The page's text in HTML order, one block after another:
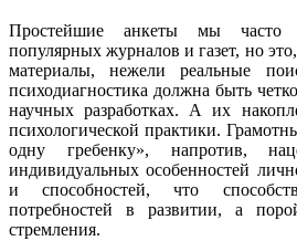
Простейшие анкеты мы часто
популярных журналов и газет, но
материалы, нежели реальные
психодиагностика должна быть
научных разработках. А их
психологической практики.
одну гребенку», напротив,
индивидуальных особенностей
и способностей, что
потребностей в развитии, а
стремления.